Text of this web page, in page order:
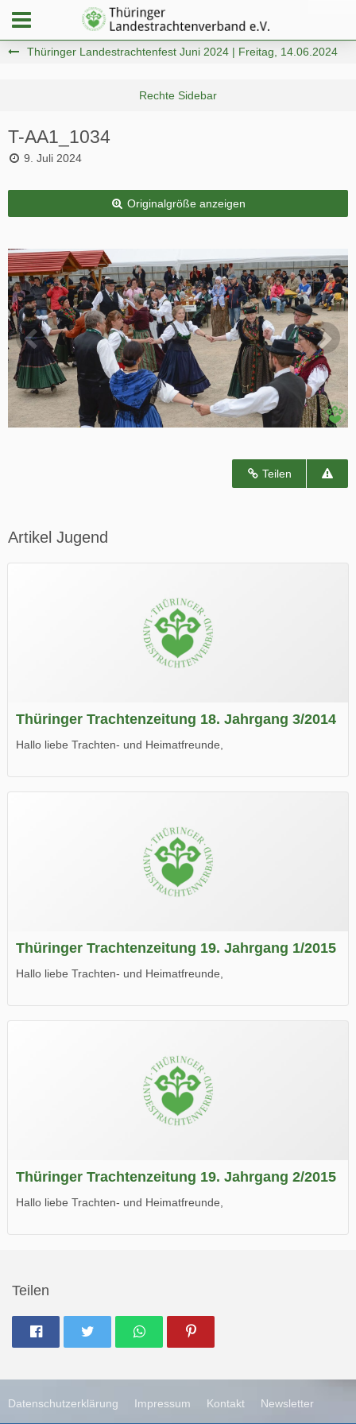
Thüringer Landestrachtenfest Juni 2024 | Freitag, 14.06.2024
T-AA1_1034
9. Juli 2024
Originalgröße anzeigen
Teilen
Artikel Jugend
Thüringer Trachtenzeitung 18. Jahrgang 3/2014
Hallo liebe Trachten- und Heimatfreunde,
Wir wünschen Euch viel Spaß beim Lesen.
Thüringer Trachtenzeitung 19. Jahrgang 1/2015
Hallo liebe Trachten- und Heimatfreunde,
Wir wünschen Euch viel Spaß beim Lesen.
Thüringer Trachtenzeitung 19. Jahrgang 2/2015
Hallo liebe Trachten- und Heimatfreunde,
Teilen
Datenschutzerklärung Impressum Kontakt Newsletter